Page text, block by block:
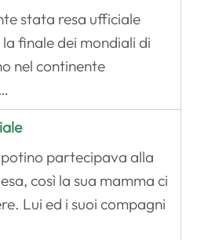
stata resa ufficiale
finale dei mondiali di
nel continente
partecipava alla
così la sua mamma ci
Lui ed i suoi compagni